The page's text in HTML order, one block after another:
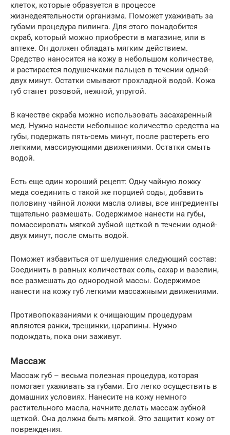
клеток, которые образуется в процессе
жизнедеятельности организма. Поможет ухаживать за
губами процедура пилинга. Для этого понадобится
скраб, который можно приобрести в магазине, или в
аптеке. Он должен обладать мягким действием.
Средство наносится на кожу в небольшом количестве,
и растирается подушечками пальцев в течении одной-
двух минут. Остатки смывают прохладной водой. Кожа
губ станет розовой, нежной, упругой.
В качестве скраба можно использовать засахаренный
мед. Нужно нанести небольшое количество средства на
губы, подержать пять-семь минут, после растереть его
легкими, массирующими движениями. Остатки смыть
водой.
Есть еще один хороший рецепт: Одну чайную ложку
меда соединить с такой же порцией соды, добавить
половину чайной ложки масла оливы, все ингредиенты
тщательно размешать. Содержимое нанести на губы,
помассировать мягкой зубной щеткой в течении одной-
двух минут, после смыть водой.
Поможет избавиться от шелушения следующий состав:
Соединить в равных количествах соль, сахар и вазелин,
все размешать до однородной массы. Содержимое
нанести на кожу губ легкими массажными движениями.
Противопоказаниями к очищающим процедурам
являются ранки, трещинки, царапины. Нужно
подождать, пока они заживут.
Массаж
Массаж губ – весьма полезная процедура, которая
помогает ухаживать за губами. Его легко осуществить в
домашних условиях. Нанесите на кожу немного
растительного масла, начните делать массаж зубной
щеткой. Она должна быть мягкой. Это защитит кожу от
повреждения.